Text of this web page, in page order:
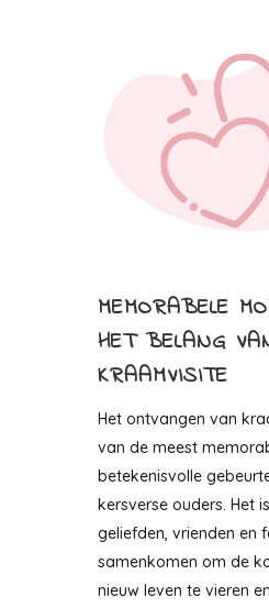
MEMORABELE
HET BELANG
KRAAMVISITE
Het ontvangen van
van de meest
betekenisvolle
kersverse ouders. Het
geliefden, vrienden en
samenkomen om de
nieuw leven te vieren